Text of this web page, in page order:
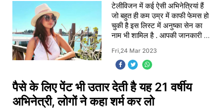
टेलीविजन में कई ऐसी अभिनेत्रियां हैं
जो बहुत ही कम उम्र में काफी फेमस हो
चुकी है इस लिस्ट में अनुष्का सेन का
नाम भी शामिल है . आपकी जानकारी के
टेलीविजन शो में काम कर
Fri,24 Mar 2023
पैसे के लिए पेंट भी उतार देती है यह 21 वर्षीय
अभिनेत्री, लोगों ने कहा शर्म कर लो